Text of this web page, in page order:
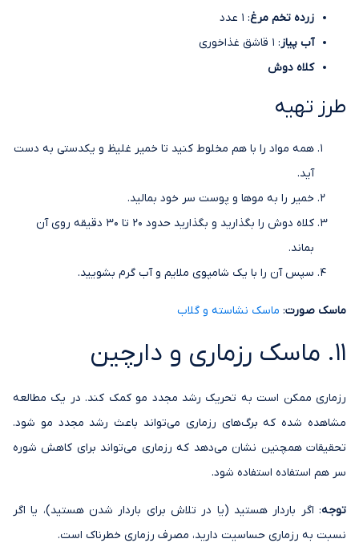
زرده تخم مرغ: 1 عدد
آب پیاز : 1 قاشق غذاخوری
کلاه دوش
طرز تهیه
همه مواد را با هم مخلوط کنید تا خمیر غلیظ و یکدستی به دست
آید.
خمیر را به موها و پوست سر خود بمالید.
کلاه دوش را بگذارید و بگذارید حدود 20 تا 30 دقیقه روی آن
بماند.
سپس آن را با یک شامپوی ملایم و آب گرم بشویید.
ماسک صورت: ماسک نشاسته و گلاب
11. ماسک رزماری و دارچین
رزماری ممکن است به تحریک رشد مجدد مو کمک کند. در یک مطالعه
مشاهده شده که برگ‌های رزماری می‌تواند باعث رشد مجدد مو شود.
تحقیقات همچنین نشان می‌دهد که رزماری می‌تواند برای کاهش شوره
سر هم استفاده استفاده شود.
توجه: اگر باردار هستید (یا در تلاش برای باردار شدن هستید)، یا اگر
نسبت به رزماری حساسیت دارید، مصرف رزماری خطرناک است.